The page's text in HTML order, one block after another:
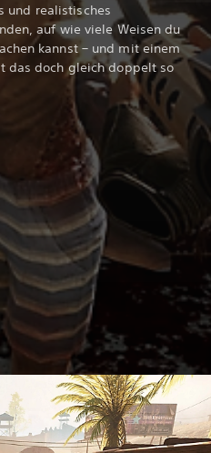
und realistisches
auf wie viele Weisen du
kannst – und mit einem
das doch gleich doppelt so